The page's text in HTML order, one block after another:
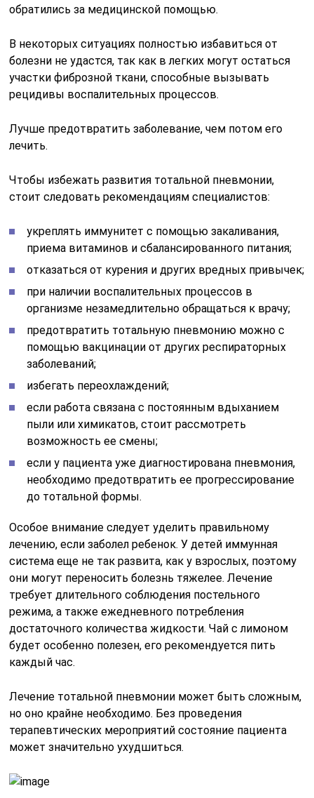
обратились за медицинской помощью.
В некоторых ситуациях полностью избавиться от
болезни не удастся, так как в легких могут остаться
участки фиброзной ткани, способные вызывать
рецидивы воспалительных процессов.
Лучше предотвратить заболевание, чем потом его
лечить.
Чтобы избежать развития тотальной пневмонии,
стоит следовать рекомендациям специалистов:
укреплять иммунитет с помощью закаливания,
приема витаминов и сбалансированного питания;
отказаться от курения и других вредных привычек;
при наличии воспалительных процессов в
организме незамедлительно обращаться к врачу;
предотвратить тотальную пневмонию можно с
помощью вакцинации от других респираторных
заболеваний;
избегать переохлаждений;
если работа связана с постоянным вдыханием
пыли или химикатов, стоит рассмотреть
возможность ее смены;
если у пациента уже диагностирована пневмония,
необходимо предотвратить ее прогрессирование
до тотальной формы.
Особое внимание следует уделить правильному
лечению, если заболел ребенок. У детей иммунная
система еще не так развита, как у взрослых, поэтому
они могут переносить болезнь тяжелее. Лечение
требует длительного соблюдения постельного
режима, а также ежедневного потребления
достаточного количества жидкости. Чай с лимоном
будет особенно полезен, его рекомендуется пить
каждый час.
Лечение тотальной пневмонии может быть сложным,
но оно крайне необходимо. Без проведения
терапевтических мероприятий состояние пациента
может значительно ухудшиться.